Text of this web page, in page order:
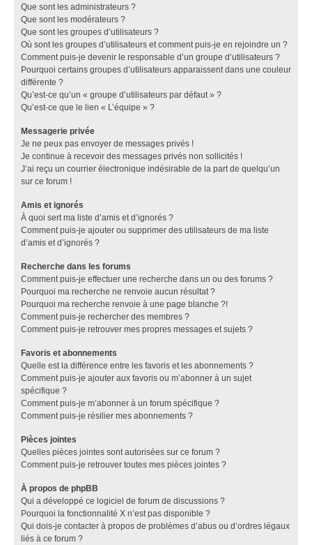
Que sont les administrateurs ?
Que sont les modérateurs ?
Que sont les groupes d’utilisateurs ?
Où sont les groupes d’utilisateurs et comment puis-je en rejoindre un ?
Comment puis-je devenir le responsable d’un groupe d’utilisateurs ?
Pourquoi certains groupes d’utilisateurs apparaissent dans une couleur
différente ?
Qu’est-ce qu’un « groupe d’utilisateurs par défaut » ?
Qu’est-ce que le lien « L’équipe » ?
Messagerie privée
Je ne peux pas envoyer de messages privés !
Je continue à recevoir des messages privés non sollicités !
J’ai reçu un courrier électronique indésirable de la part de quelqu’un
sur ce forum !
Amis et ignorés
À quoi sert ma liste d’amis et d’ignorés ?
Comment puis-je ajouter ou supprimer des utilisateurs de ma liste
d’amis et d’ignorés ?
Recherche dans les forums
Comment puis-je effectuer une recherche dans un ou des forums ?
Pourquoi ma recherche ne renvoie aucun résultat ?
Pourquoi ma recherche renvoie à une page blanche ?!
Comment puis-je rechercher des membres ?
Comment puis-je retrouver mes propres messages et sujets ?
Favoris et abonnements
Quelle est la différence entre les favoris et les abonnements ?
Comment puis-je ajouter aux favoris ou m’abonner à un sujet
spécifique ?
Comment puis-je m’abonner à un forum spécifique ?
Comment puis-je résilier mes abonnements ?
Pièces jointes
Quelles pièces jointes sont autorisées sur ce forum ?
Comment puis-je retrouver toutes mes pièces jointes ?
À propos de phpBB
Qui a développé ce logiciel de forum de discussions ?
Pourquoi la fonctionnalité X n’est pas disponible ?
Qui dois-je contacter à propos de problèmes d’abus ou d’ordres légaux
liés à ce forum ?